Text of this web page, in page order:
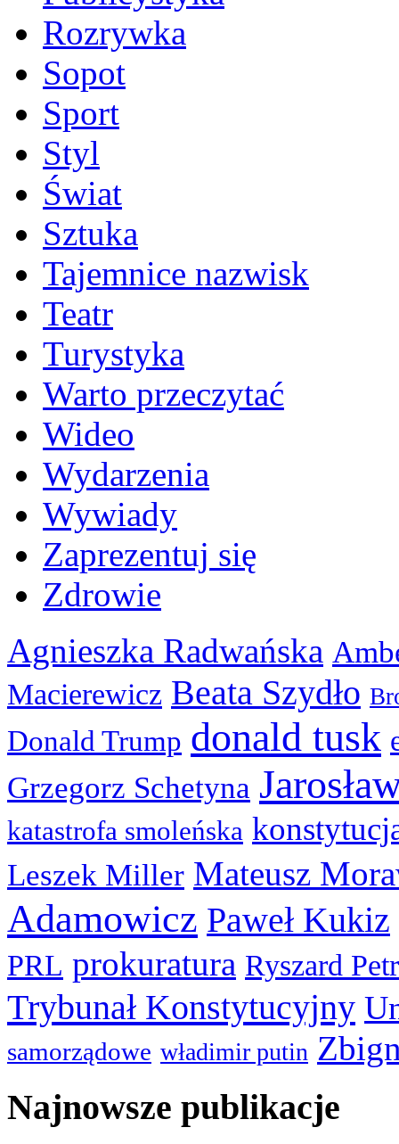
Rozrywka
Sopot
Sport
Styl
Świat
Sztuka
Tajemnice nazwisk
Teatr
Turystyka
Warto przeczytać
Wideo
Wydarzenia
Wywiady
Zaprezentuj się
Zdrowie
Agnieszka Radwańska
Macierewicz Beata Szydło
Donald Trump donald tusk
Grzegorz Schetyna
katastrofa smoleńska
Leszek Miller Mateusz
Adamowicz Paweł Kukiz
PRL prokuratura Ryszard
Trybunał Konstytucyjny
samorządowe władimir putin
Najnowsze publikacje